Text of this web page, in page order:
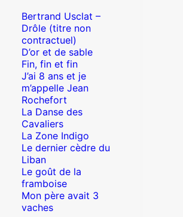
Bertrand Usclat –
Drôle (titre non
contractuel)
D’or et de sable
Fin, fin et fin
J’ai 8 ans et je
m’appelle Jean
Rochefort
La Danse des
Cavaliers
La Zone Indigo
Le dernier cèdre du
Liban
Le goût de la
framboise
Mon père avait 3
vaches